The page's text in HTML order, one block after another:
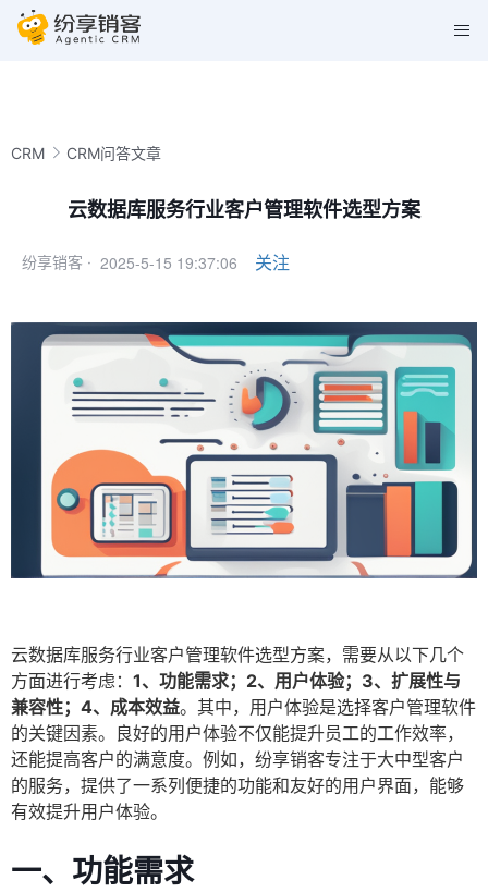
CRM CRM问答文章
云数据库服务行业客户管理软件选型方案
纷享销客 · 2025-5-15 19:37:06 关注
云数据库服务行业客户管理软件选型方案，需要从以下几个
方面进行考虑： 1、功能需求；2、用户体验；3、扩展性与
兼容性；4、成本效益。其中，用户体验是选择客户管理软件
的关键因素。良好的用户体验不仅能提升员工的工作效率，
还能提高客户的满意度。例如，纷享销客专注于大中型客户
的服务，提供了一系列便捷的功能和友好的用户界面，能够
有效提升用户体验。
一、功能需求